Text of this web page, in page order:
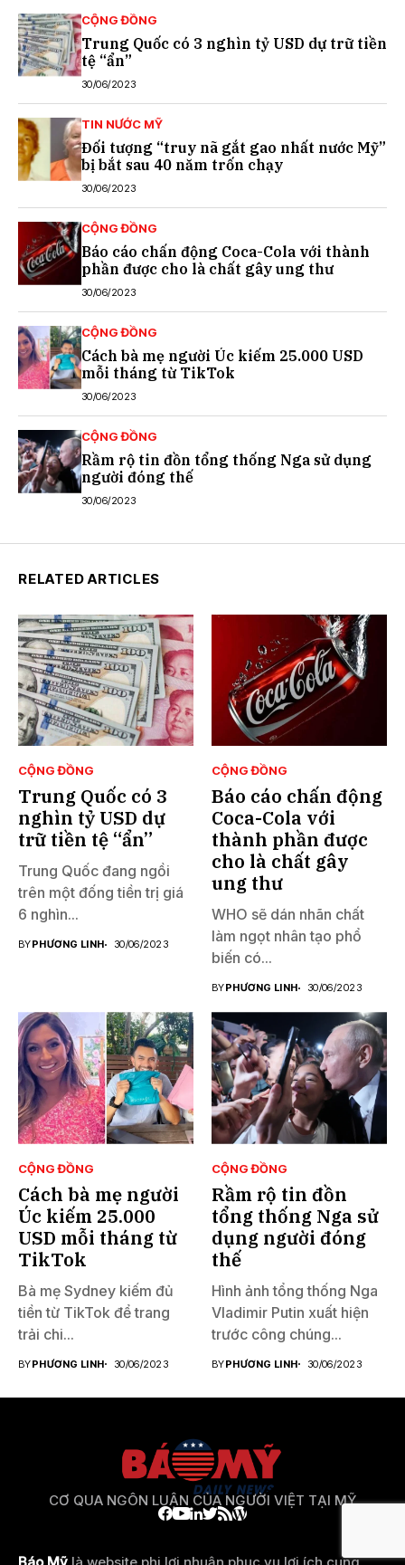
CỘNG ĐỒNG
Trung Quốc có 3 nghìn tỷ USD dự trữ tiền
tệ “ẩn”
30/06/2023
TIN NƯỚC MỸ
Đối tượng “truy nã gắt gao nhất nước Mỹ”
bị bắt sau 40 năm trốn chạy
30/06/2023
CỘNG ĐỒNG
Báo cáo chấn động Coca-Cola với thành
phần được cho là chất gây ung thư
30/06/2023
CỘNG ĐỒNG
Cách bà mẹ người Úc kiếm 25.000 USD
mỗi tháng từ TikTok
30/06/2023
CỘNG ĐỒNG
Rầm rộ tin đồn tổng thống Nga sử dụng
người đóng thế
30/06/2023
RELATED ARTICLES
CỘNG ĐỒNG
Trung Quốc có 3
nghìn tỷ USD dự
trữ tiền tệ “ẩn”
Trung Quốc đang ngồi
trên một đống tiền trị giá
6 nghìn...
BYPHƯƠNG LINH 30/06/2023
CỘNG ĐỒNG
Báo cáo chấn động
Coca-Cola với
thành phần được
cho là chất gây
ung thư
WHO sẽ dán nhãn chất
làm ngọt nhân tạo phổ
biến có...
BYPHƯƠNG LINH 30/06/2023
CỘNG ĐỒNG
Cách bà mẹ người
Úc kiếm 25.000
USD mỗi tháng từ
TikTok
Bà mẹ Sydney kiếm đủ
tiền từ TikTok để trang
trải chi...
BYPHƯƠNG LINH 30/06/2023
CỘNG ĐỒNG
Rầm rộ tin đồn
tổng thống Nga sử
dụng người đóng
thế
Hình ảnh tổng thống Nga
Vladimir Putin xuất hiện
trước công chúng...
BYPHƯƠNG LINH 30/06/2023
CƠ QUA NGÔN LUẬN CỦA NGƯỜI VIỆT TẠI MỸ